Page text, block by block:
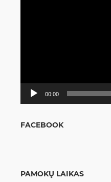
00:00
FACEBOOK
PAMOKŲ LAIKAS